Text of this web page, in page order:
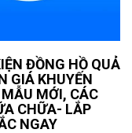
ĐỒNG HỒ QUẢ
GIÁ KHUYẾN
MỚI, CÁC
CHỮA- LẮP
NGAY